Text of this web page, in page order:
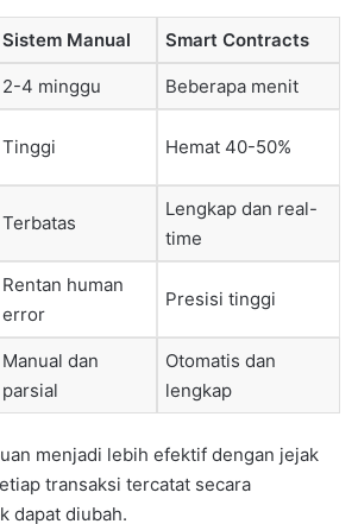
Sistem Manual Smart Contracts
2-4 minggu Beberapa menit
Tinggi Hemat 40-50%
Terbatas
Lengkap dan real-
time
Rentan human
error
Presisi tinggi
Manual dan
parsial
Otomatis dan
lengkap
menjadi lebih efektif dengan jejak
transaksi tercatat secara
dapat diubah.